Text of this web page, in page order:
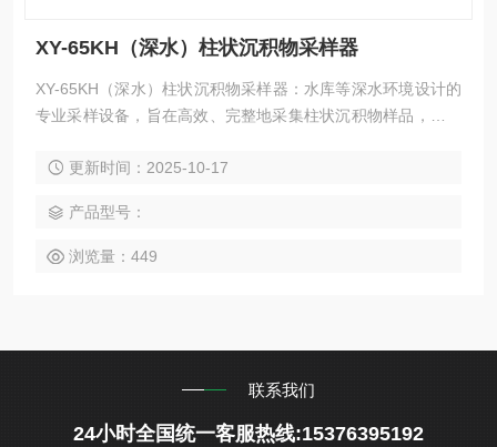
XY-65KH（深水）柱状沉积物采样器
XY-65KH（深水）柱状沉积物采样器：水库等深水环境设计的
专业采样设备，旨在高效、完整地采集柱状沉积物样品，满足
需求。该采样器采用优良的设计理念与制造工艺，能够适应复
研工作者提供可靠的基础数据。
更新时间：2025-10-17
产品型号：
浏览量：449
联系我们
24小时全国统一客服热线:15376395192